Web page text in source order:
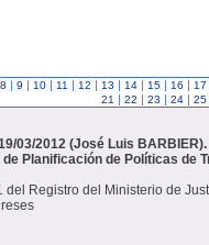
8 | 9 | 10 | 11 | 12 | 13 | 14 | 15 | 16 | 17
21 | 22 | 23 | 24 | 25
03/2012 (José Luis
Planificación de Políticas de
del Registro del Ministerio de